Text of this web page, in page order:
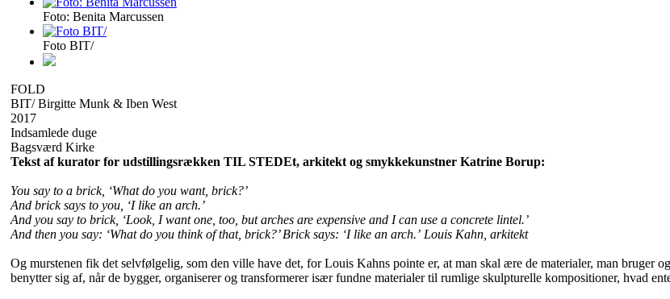
Foto: Benita Marcussen
Foto BIT/
FOLD
BIT/ Birgitte Munk & Iben West
2017
Indsamlede duge
Bagsværd Kirke
Tekst af kurator for udstillingsrækken TIL STEDEt, arkitekt og smykkekunstner Katrine Borup:
You say to a brick, ‘What do you want, brick?’
And brick says to you, ‘I like an arch.’
And you say to brick, ‘Look, I want one, too, but arches are expensive and I can use a concrete lintel.’
And then you say: ‘What do you think of that, brick?’ Brick says: ‘I like an arch.’ Louis Kahn, arkitekt
Og murstenen fik det selvfølgelig, som den ville have det, for Louis Kahns pointe er, at man skal ære de materialer, man bruger
benytter sig af, når de bygger, organiserer og transformerer især fundne materialer til rumlige skulpturelle kompositioner, hvad